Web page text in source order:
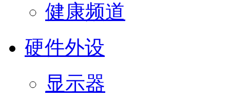
健康频道
硬件外设
显示器